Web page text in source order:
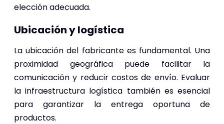
elección adecuada.
Ubicación y logística
La ubicación del fabricante es fundamental. Una
proximidad geográfica puede facilitar la
comunicación y reducir costos de envío. Evaluar
la infraestructura logística también es esencial
para garantizar la entrega oportuna de
productos.